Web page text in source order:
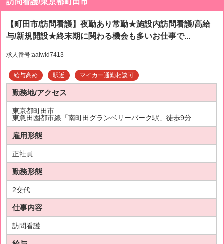
訪問看護/東京都町田市
【町田市/訪問看護】夜勤あり常勤★施設内訪問看護/高給
与/新規開設★終末期に関わる機会も多いお仕事で...
求人番号:aaiwid7413
給与高め 駅近 マイカー通勤相談可
勤務地/アクセス
東京都町田市
東急田園都市線「南町田グランベリーパーク駅」徒歩9分
雇用形態
正社員
勤務形態
2交代
仕事内容
訪問看護